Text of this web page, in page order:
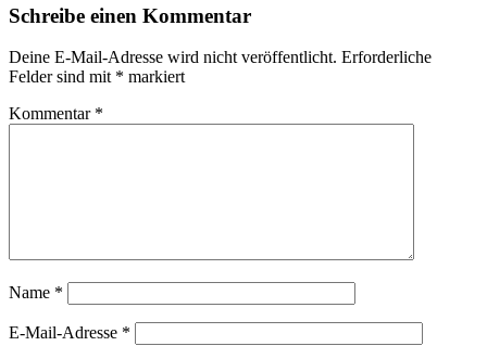
Schreibe einen Kommentar
Deine E-Mail-Adresse wird nicht veröffentlicht. Erforderliche
Felder sind mit * markiert
Kommentar *
Name *
E-Mail-Adresse *